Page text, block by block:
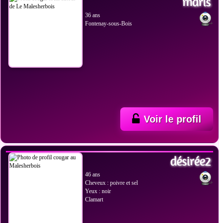
36 ans
Fontenay-sous-Bois
Voir le profil
désirée2
46 ans
Cheveux : poivre et sel
Yeux : noir
Clamart